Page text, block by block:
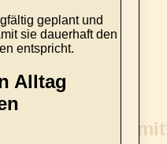
geplant und
sie dauerhaft den
entspricht.
Alltag